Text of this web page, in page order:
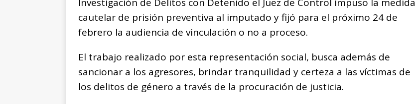
cautelar de prisión preventiva al imputado y fijó para el próximo 24 de
febrero la audiencia de vinculación o no a proceso.
El trabajo realizado por esta representación social, busca además de
sancionar a los agresores, brindar tranquilidad y certeza a las víctimas de
los delitos de género a través de la procuración de justicia.